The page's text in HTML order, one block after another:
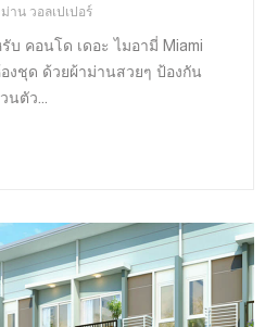
าน วอลเปเปอร์
บ คอนโด เดอะ ไมอามี่ Miami
งชุด ด้วยผ้าม่านสวยๆ ป้องกัน
ตัว...